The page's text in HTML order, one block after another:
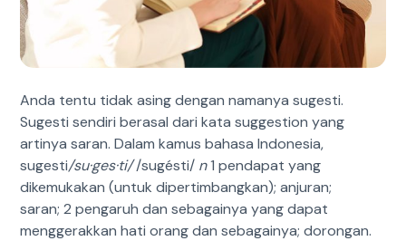
Anda tentu tidak asing dengan namanya sugesti.
Sugesti sendiri berasal dari kata suggestion yang
artinya saran. Dalam kamus bahasa Indonesia,
sugesti/su·ges·ti//sugésti/ n1 pendapat yang
dikemukakan (untuk dipertimbangkan); anjuran;
saran;2 pengaruh dan sebagainya yang dapat
menggerakkan hati orang dan sebagainya; dorongan.